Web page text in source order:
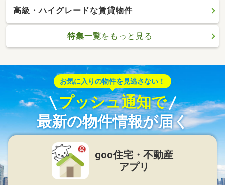
高級・ハイグレードな賃貸物件
特集一覧をもっと見る
お気に入りの物件を見逃さない！
プッシュ通知で
最新の物件情報が届く
goo住宅・不動産
アプリ